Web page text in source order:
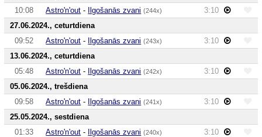
10:08
Astro'n'out - Ilgošanās zvani (244x)
3:10
27.06.2024., ceturtdiena
09:52
Astro'n'out - Ilgošanās zvani (243x)
3:10
13.06.2024., ceturtdiena
05:48
Astro'n'out - Ilgošanās zvani (242x)
3:10
05.06.2024., trešdiena
09:58
Astro'n'out - Ilgošanās zvani (241x)
3:10
25.05.2024., sestdiena
01:33
Astro'n'out - Ilgošanās zvani (240x)
3:10